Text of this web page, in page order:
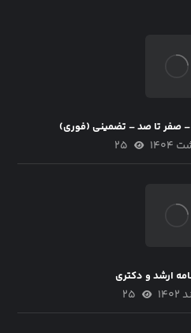
– صفر تا صد – تضمینی (فوری)
۲۵
نامه ارشد و دکتری
۲۵